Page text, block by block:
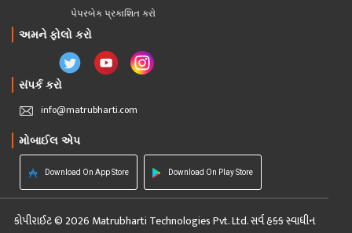
પેપરબેક પ્રકાશિત કરો
અમને ફોલો કરો
સંપર્ક કરો
info@matrubharti.com
મોબાઈલ એપ
Download On App Store Download On Play Store
કોપીરાઈટ © 2026 Matrubharti Technologies Pvt. Ltd. સર્વ હક્ક સ્વાધીન